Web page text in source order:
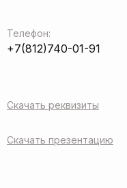
Телефон:
+7(812)740-01-91
Скачать реквизиты
Скачать презентацию